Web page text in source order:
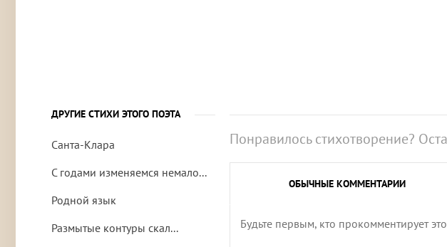
ДРУГИЕ СТИХИ ЭТОГО ПОЭТА
Санта-Клара
С годами изменяемся немало...
Родной язык
Размытые контуры скал...
Понравилось стихотворение?
ОБЫЧНЫЕ КОММЕНТАРИИ
Будьте первым, кто прокомментирует